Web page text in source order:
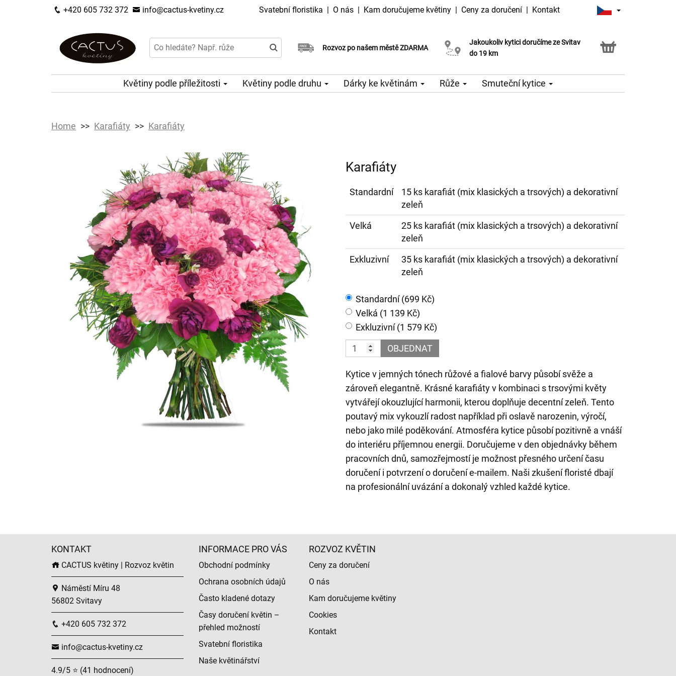
+420 605 732 372 info@cactus-kvetiny.cz Svatební floristika | O nás | Kam doručujeme květiny | Ceny za doručení | Kontakt
Rozvoz po našem městě ZDARMA
Doručujeme již v den objednávky
Možný výběr času a dne doručení
Jakoukoliv kytici doručíme ze Svitav
do 19 km
Možnost vyzvednout v naší květince
Květiny podle příležitosti Květiny podle druhu Dárky ke květinám Růže Smuteční kytice
Home Karafiáty Karafiáty
Karafiáty
Standardní
15 ks karafiát (mix klasických a trsových) a dekorativní
zeleň
Velká
25 ks karafiát (mix klasických a trsových) a dekorativní
zeleň
Exkluzivní
35 ks karafiát (mix klasických a trsových) a dekorativní
zeleň
Standardní (699 Kč)
Velká (1 139 Kč)
Exkluzivní (1 579 Kč)
OBJEDNAT
Kytice v jemných tónech růžové a fialové barvy působí svěže a
zároveň elegantně. Krásné karafiáty v kombinaci s trsovými květy
vytvářejí okouzlující harmonii, kterou doplňuje decentní zeleň. Tento
poutavý mix vykouzlí radost například při oslavě narozenin, výročí,
nebo jako milé poděkování. Atmosféra kytice působí pozitivně a vnáší
do interiéru příjemnou energii. Doručujeme v den objednávky během
pracovních dnů, samozřejmostí je možnost přesného určení času
doručení i potvrzení o doručení e-mailem. Naši zkušení floristé dbají
na profesionální uvázání a dokonalý vzhled každé kytice.
KONTAKT
CACTUS květiny | Rozvoz květin
Náměstí Míru 48
56802 Svitavy
+420 605 732 372
info@cactus-kvetiny.cz
4.9/5 ⭐ (41 hodnocení)
INFORMACE PRO VÁS
Obchodní podmínky
Ochrana osobních údajů
Často kladené dotazy
Časy doručení květin –
přehled možností
Svatební floristika
Naše květinářství
ROZVOZ KVĚTIN
Ceny za doručení
O nás
Kam doručujeme květiny
Cookies
Kontakt